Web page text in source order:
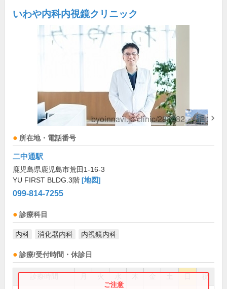
いわや内科内視鏡クリニック
所在地・電話番号
二中通駅
鹿児島県鹿児島市荒田1-16-3
YU FIRST BLDG.3階 [地図]
099-814-7255
診療科目
内科 消化器内科 内視鏡内科
診療/受付時間・休診日
祝